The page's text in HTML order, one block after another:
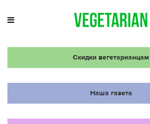
Скидки вегетарианцам
Наша газета